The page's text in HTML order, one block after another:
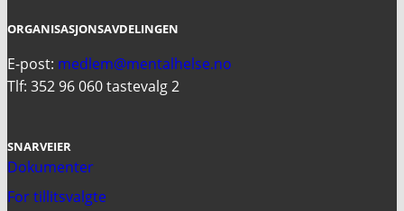
ORGANISASJONSAVDELINGEN
E-post: medlem@mentalhelse.no
Tlf: 352 96 060 tastevalg 2
SNARVEIER
Dokumenter
For tillitsvalgte